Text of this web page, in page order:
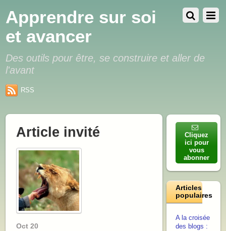
Apprendre sur soi
et avancer
Des outils pour être, se construire et aller de
l'avant
RSS
Article invité
Oct 20
Cliquez
ici pour
vous
abonner
Articles
populaires
A la croisée
des blogs :